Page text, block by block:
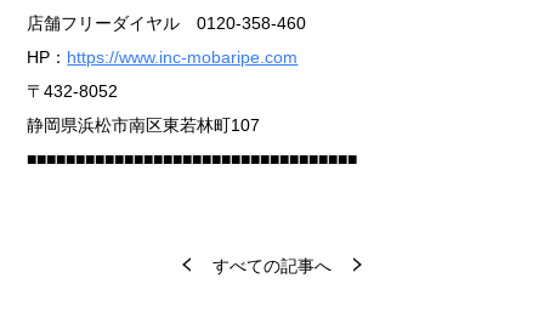
店舗フリーダイヤル 0120-358-460
HP： https://www.inc-mobaripe.com
〒432-8052
静岡県浜松市南区東若林町107
■■■■■■■■■■■■■■■■■■■■■■■■■■■■■■■■■■
すべての記事へ